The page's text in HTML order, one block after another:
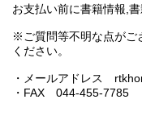
お支払い前に書籍情報,
※ご質問等不明な点がご
ください。
・メールアドレス
・FAX 044-455-7785